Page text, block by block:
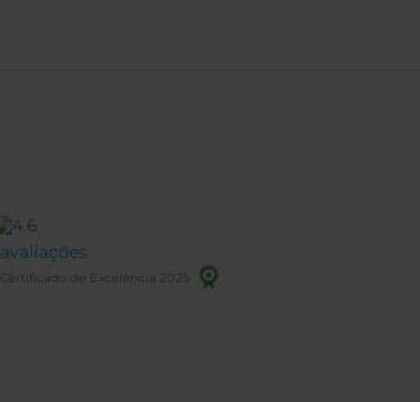
avaliações
Certificado de Excelência 2025